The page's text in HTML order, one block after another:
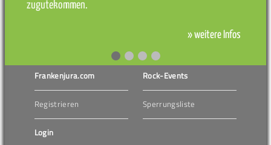
zugutekommen.
» weitere Infos
Frankenjura.com
Registrieren
Login
Rock-Events
Sperrungsliste